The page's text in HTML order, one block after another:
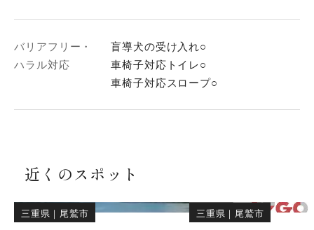
バリアフリー・
ハラル対応
盲導犬の受け入れ○
車椅子対応トイレ○
車椅子対応スロープ○
近くのスポット
三重県 ｜ 尾鷲市
三重県 ｜ 尾鷲市